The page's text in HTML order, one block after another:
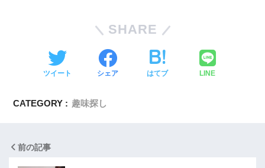
SHARE
ツイート シェア はてブ LINE
CATEGORY : 趣味探し
前の記事